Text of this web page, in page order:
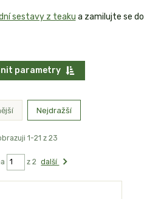
sestavy z teaku a zamilujte se do
parametry
Nejdražší
1-21 z 23
z 2 další